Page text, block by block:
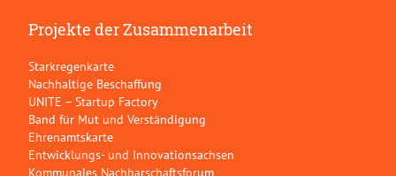
Projekte der Zusammenarbeit
Starkregenkarte
Nachhaltige Beschaffung
UNITE – Startup Factory
Band für Mut und Verständigung
Ehrenamtskarte
Entwicklungs- und Innovationsachsen
Kommunales Nachbarschaftsforum